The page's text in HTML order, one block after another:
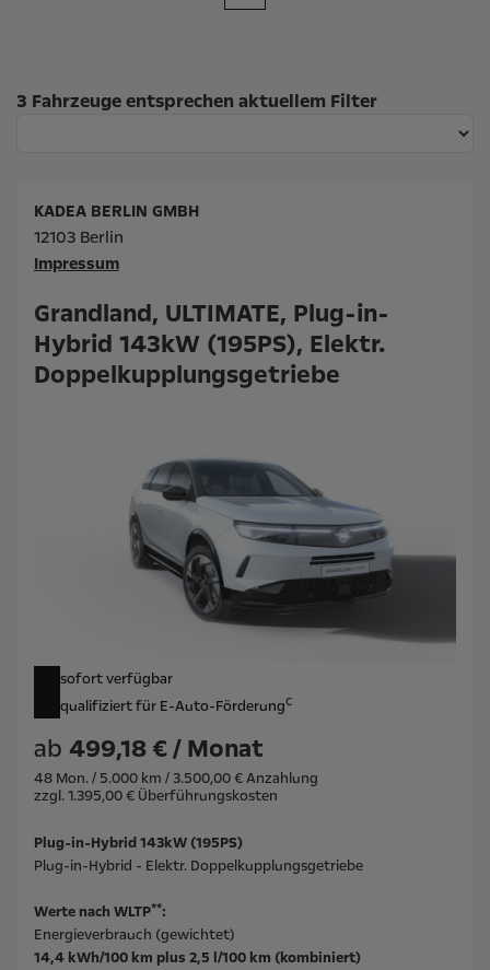
Suchergebnisse
3 Fahrzeuge entsprechen aktuellem Filter
Grandland, ULTIMATE, Plug-in-
Hybrid 143kW (195PS), Elektr.
Doppelkupplungsgetriebe
sofort verfügbar
qualifiziert für E-Auto-Förderungc
ab 499,18 € / Monat
48 Mon. / 5.000 km / 3.500,00 € Anzahlung
zzgl. 1.395,00 € Überführungskosten
KADEA BERLIN GMBH
12103 Berlin
Impressum
Plug-in-Hybrid 143kW (195PS)
Plug-in-Hybrid - Elektr. Doppelkupplungsgetriebe
Werte nach WLTP**:
Energieverbrauch (gewichtet)
14,4 kWh/100 km plus 2,5 l/100 km (kombiniert)